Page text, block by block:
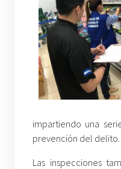
impartiendo una
prevención del delito.
Las inspecciones